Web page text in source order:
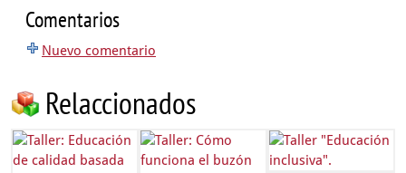
Comentarios
Nuevo comentario
Relaccionados